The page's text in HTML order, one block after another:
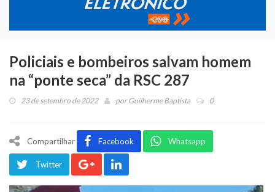
Policiais e bombeiros salvam homem
na “ponte seca” da RSC 287
23 de setembro de 2022 porGuilherme Baptista 0
Compartilhar Facebook Whatsapp
Twitter